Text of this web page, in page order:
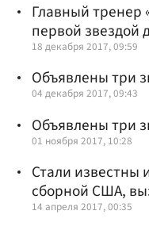
Главный тренер
первой звездой
18 декабря 2017, 09:59
Объявлены три
04 декабря 2017, 09:43
Объявлены три
01 ноября 2017, 10:28
Стали известны
сборной США,
14 апреля 2017, 00:35